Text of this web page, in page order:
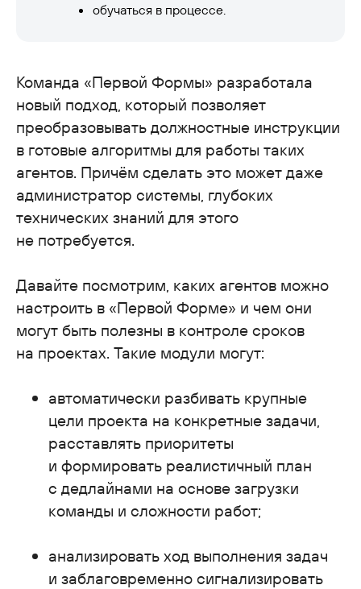
обучаться в процессе.
Команда «Первой Формы» разработала
новый подход, который позволяет
преобразовывать должностные инструкции
в готовые алгоритмы для работы таких
агентов. Причём сделать это может даже
администратор системы, глубоких
технических знаний для этого
не потребуется.
Давайте посмотрим, каких агентов можно
настроить в «Первой Форме» и чем они
могут быть полезны в контроле сроков
на проектах. Такие модули могут:
автоматически разбивать крупные
цели проекта на конкретные задачи,
расставлять приоритеты
и формировать реалистичный план
с дедлайнами на основе загрузки
команды и сложности работ;
анализировать ход выполнения задач
и заблаговременно сигнализировать